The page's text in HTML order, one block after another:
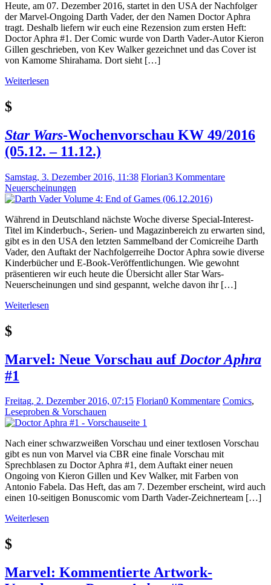
Heute, am 07. Dezember 2016, startet in den USA der Nachfolger
der Marvel-Ongoing Darth Vader, der den Namen Doctor Aphra
tragt. Deshalb liefern wir euch eine Rezension zum ersten Heft:
Doctor Aphra #1. Der Comic wurde von Darth Vader-Autor Kieron
Gillen geschrieben, von Kev Walker gezeichnet und das Cover ist
von Kamome Shirahama. Dort sieht […]
Weiterlesen
$
Star Wars-Wochenvorschau KW 49/2016
(05.12. – 11.12.)
Samstag, 3. Dezember 2016, 11:38 Florian3 Kommentare
Neuerscheinungen
Während in Deutschland nächste Woche diverse Special-Interest-
Titel im Kinderbuch-, Serien- und Magazinbereich zu erwarten sind,
gibt es in den USA den letzten Sammelband der Comicreihe Darth
Vader, den Auftakt der Nachfolgerreihe Doctor Aphra sowie diverse
Kinderbücher und E-Book-Veröffentlichungen. Wie gewohnt
präsentieren wir euch heute die Übersicht aller Star Wars-
Neuerscheinungen und sind gespannt, welche davon ihr […]
Weiterlesen
$
Marvel: Neue Vorschau auf Doctor Aphra
#1
Freitag, 2. Dezember 2016, 07:15 Florian0 Kommentare Comics,
Leseproben & Vorschauen
Nach einer schwarzweißen Vorschau und einer textlosen Vorschau
gibt es nun von Marvel via CBR eine finale Vorschau mit
Sprechblasen zu Doctor Aphra #1, dem Auftakt einer neuen
Ongoing von Kieron Gillen und Kev Walker, mit Farben von
Antonio Fabela. Das Heft, das am 7. Dezember erscheint, wird auch
einen 10-seitigen Bonuscomic vom Darth Vader-Zeichnerteam […]
Weiterlesen
$
Marvel: Kommentierte Artwork-